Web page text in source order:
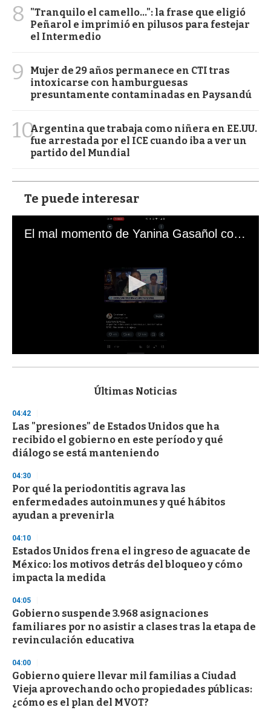
8
"Tranquilo el camello...": la frase que eligió
Peñarol e imprimió en pilusos para festejar
el Intermedio
9
Mujer de 29 años permanece en CTI tras
intoxicarse con hamburguesas
presuntamente contaminadas en Paysandú
10Argentina que trabaja como niñera en EE.UU.
fue arrestada por el ICE cuando iba a ver un
partido del Mundial
Te puede interesar
El mal momento de Yanina Gasañol con un hincha argentino en "Subrayado"
s
d
s
o
f
3
s
e
c
o
n
Últimas Noticias
04:42
Las "presiones" de Estados Unidos que ha
recibido el gobierno en este período y qué
diálogo se está manteniendo
04:30
Por qué la periodontitis agrava las
enfermedades autoinmunes y qué hábitos
ayudan a prevenirla
04:10
Estados Unidos frena el ingreso de aguacate de
México: los motivos detrás del bloqueo y cómo
impacta la medida
04:05
Gobierno suspende 3.968 asignaciones
familiares por no asistir a clases tras la etapa de
revinculación educativa
04:00
Gobierno quiere llevar mil familias a Ciudad
Vieja aprovechando ocho propiedades públicas:
¿cómo es el plan del MVOT?